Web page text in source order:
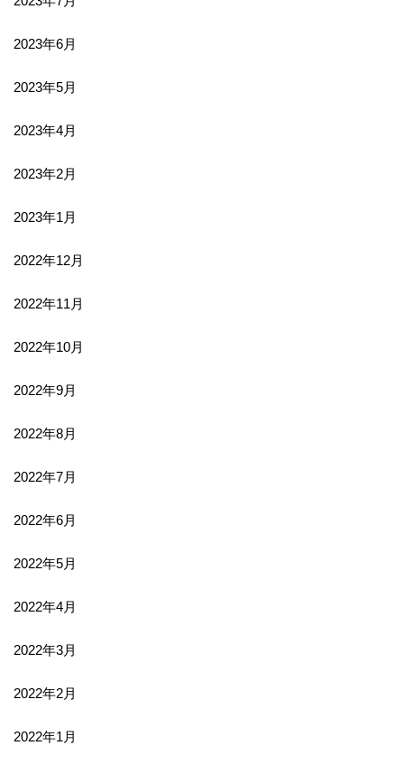
2023年6月
2023年5月
2023年4月
2023年2月
2023年1月
2022年12月
2022年11月
2022年10月
2022年9月
2022年8月
2022年7月
2022年6月
2022年5月
2022年4月
2022年3月
2022年2月
2022年1月